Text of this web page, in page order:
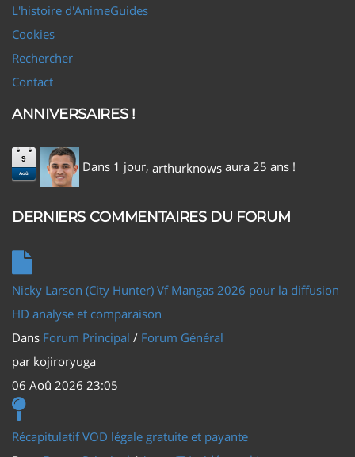
L'histoire d'AnimeGuides
Cookies
Rechercher
Contact
ANNIVERSAIRES !
9
Aoû Dans 1 jour, arthurknows aura 25 ans !
DERNIERS COMMENTAIRES DU FORUM
Nicky Larson (City Hunter) Vf Mangas 2026 pour la diffusion
HD analyse et comparaison
Dans Forum Principal / Forum Général
par kojiroryuga
06 Aoû 2026 23:05
Récapitulatif VOD légale gratuite et payante